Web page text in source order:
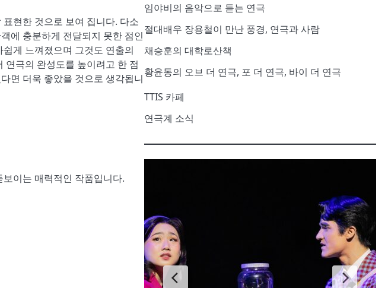
현한 것으로 보여 집니다. 다소
에 충분하게 전달되지 못한 점인
게 느껴졌으며 그것도 연출의
극의 완성도를 높이려고 한 점
면 더욱 좋았을 것으로 생각됩니
이는 매력적인 작품입니다.
임야비의 음악으로 듣는 연극
절대배우 장용철이 만난 풍경, 연극과 사람
채승훈의 대학로산책
황윤동의 오브 더 연극, 포 더 연극, 바이 더 연극
TTIS 카페
연극계 소식